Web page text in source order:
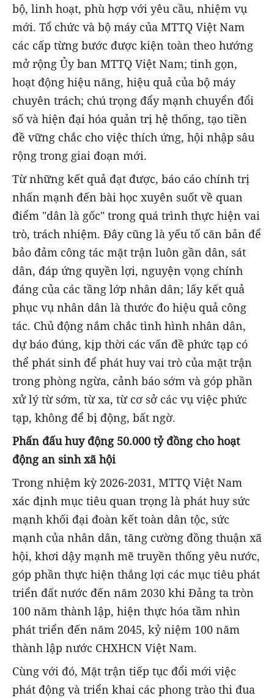
bộ, linh hoạt, phù hợp với yêu cầu, nhiệm vụ
mới. Tổ chức và bộ máy của MTTQ Việt Nam
các cấp từng bước được kiện toàn theo hướng
mở rộng Ủy ban MTTQ Việt Nam; tinh gọn,
hoạt động hiệu năng, hiệu quả của bộ máy
chuyên trách; chú trọng đẩy mạnh chuyển đổi
số và hiện đại hóa quản trị hệ thống, tạo tiền
đề vững chắc cho việc thích ứng, hội nhập sâu
rộng trong giai đoạn mới.
Từ những kết quả đạt được, báo cáo chính trị
nhấn mạnh đến bài học xuyên suốt về quan
điểm "dân là gốc" trong quá trình thực hiện vai
trò, trách nhiệm. Đây cũng là yếu tố căn bản để
bảo đảm công tác mặt trận luôn gần dân, sát
dân, đáp ứng quyền lợi, nguyện vọng chính
đáng của các tầng lớp nhân dân; lấy kết quả
phục vụ nhân dân là thước đo hiệu quả công
tác. Chủ động nắm chắc tình hình nhân dân,
dự báo đúng, kịp thời các vấn đề phức tạp có
thể phát sinh để phát huy vai trò của mặt trận
trong phòng ngừa, cảnh báo sớm và góp phần
xử lý từ sớm, từ xa, từ cơ sở các vụ việc phức
tạp, không để bị động, bất ngờ.
Phấn đấu huy động 50.000 tỷ đồng cho hoạt
động an sinh xã hội
Trong nhiệm kỳ 2026-2031, MTTQ Việt Nam
xác định mục tiêu quan trọng là phát huy sức
mạnh khối đại đoàn kết toàn dân tộc, sức
mạnh của nhân dân, tăng cường đồng thuận xã
hội, khơi dậy mạnh mẽ truyền thống yêu nước,
góp phần thực hiện thắng lợi các mục tiêu phát
triển đất nước đến năm 2030 khi Đảng ta tròn
100 năm thành lập, hiện thực hóa tầm nhìn
phát triển đến năm 2045, kỷ niệm 100 năm
thành lập nước CHXHCN Việt Nam.
Cùng với đó, Mặt trận tiếp tục đổi mới việc
phát động và triển khai các phong trào thi đua